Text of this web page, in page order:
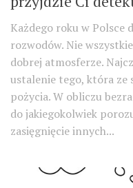
Każdego roku w Polsce
rozwodów. Nie
dobrej atmosferze.
ustalenie tego, która ze
pożycia. W obliczu
do jakiegokolwiek
zasięgnięcie innych...